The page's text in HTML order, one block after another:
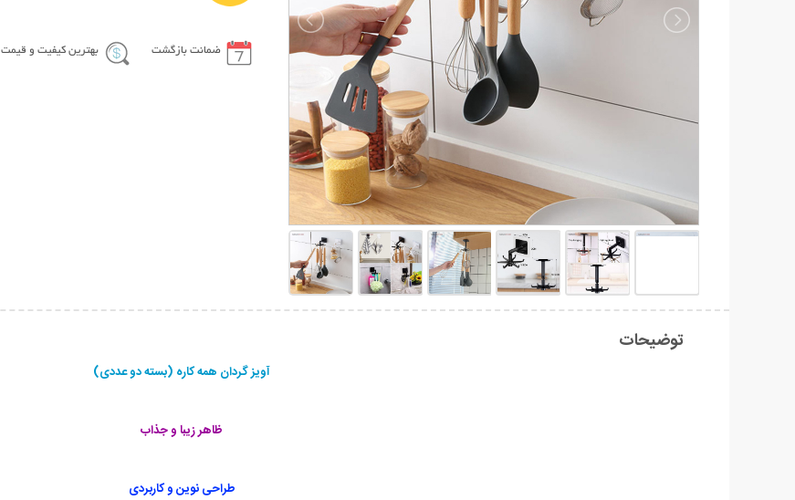
ضمانت بازگشت بهترین کیفیت و قیمت
توضیحات
آویز گردان همه کاره (بسته دو عددی)
ظاهر زیبا و جذاب
طراحی نوین و کاربردی